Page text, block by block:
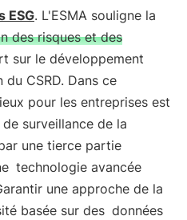
ESG. L'ESMA souligne la
des risques et des
sur le développement
CSRD. Dans ce
pour les entreprises est
surveillance de la
une tierce partie
technologie avancée
une approche de la
basée sur des données